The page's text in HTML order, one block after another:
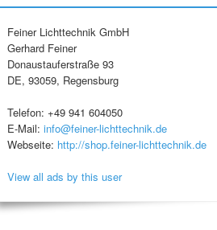
Feiner Lichttechnik GmbH
Gerhard Feiner
Donaustauferstraße 93
DE, 93059, Regensburg
Telefon: +49 941 604050
E-Mail: info@feiner-lichttechnik.de
Webseite: http://shop.feiner-lichttechnik.de
View all ads by this user